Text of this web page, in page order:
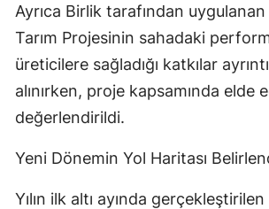
Ayrıca Birlik tarafından
Tarım Projesinin sahadaki
üreticilere sağladığı katkılar
alınırken, proje kapsamında elde
değerlendirildi.
Yeni Dönemin Yol Haritası
Yılın ilk altı ayında gerçekleştirilen